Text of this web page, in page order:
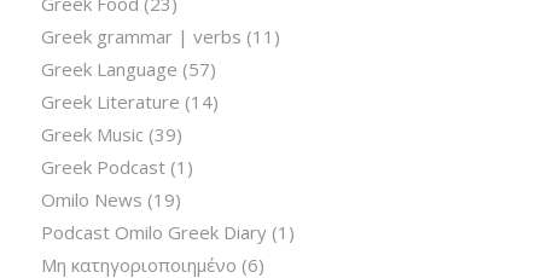
Greek grammar | verbs (11)
Greek Language (57)
Greek Literature (14)
Greek Music (39)
Greek Podcast(1)
Omilo News (19)
Podcast Omilo Greek Diary(1)
Μη κατηγοριοποιημένο (6)